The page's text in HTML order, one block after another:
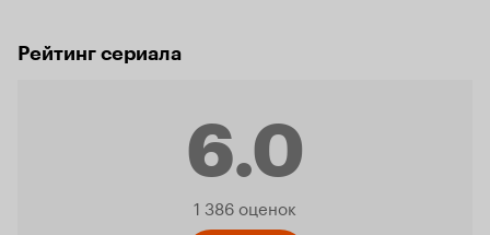
Рейтинг сериала
6.0
Рейтинг
1 386 оценок